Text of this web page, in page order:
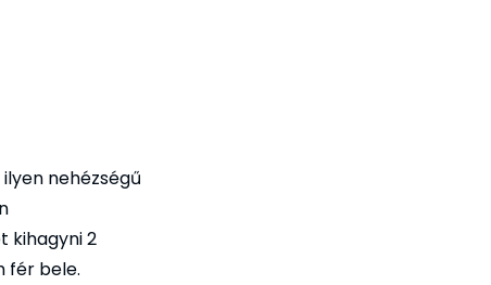
nehézségű
kihagyni 2
fér bele.